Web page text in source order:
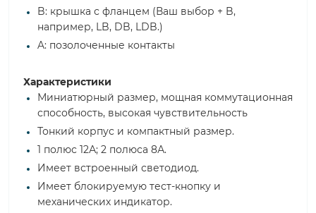
B: крышка с фланцем (Ваш выбор + B,
например, LB, DB, LDB.)
A: позолоченные контакты
Характеристики
Миниатюрный размер, мощная коммутационная
способность, высокая чувствительность
Тонкий корпус и компактный размер.
1 полюс 12А; 2 полюса 8А.
Имеет встроенный светодиод.
Имеет блокируемую тест-кнопку и
механических индикатор.